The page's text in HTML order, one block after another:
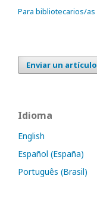
Para bibliotecarios/as
Enviar un artículo
Idioma
English
Español (España)
Português (Brasil)